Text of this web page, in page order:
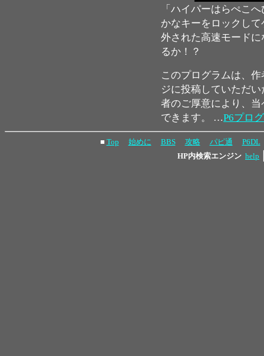
「ハイパーはらぺこ
かなキーをロックし
外された高速モード
るか！？
このプログラムは、
ジに投稿していただ
者のご厚意により、
できます。 …P6プロ
■ Top 始めに BBS 攻略 パピ通
P6DL
HP内検索エンジン help